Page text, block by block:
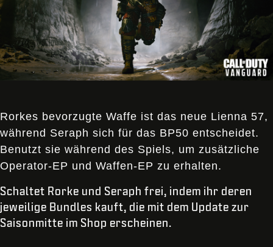
Rorkes bevorzugte Waffe ist das neue Lienna 57,
während Seraph sich für das BP50 entscheidet.
Benutzt sie während des Spiels, um zusätzliche
Operator-EP und Waffen-EP zu erhalten.
Schaltet Rorke und Seraph frei, indem ihr deren
jeweilige Bundles kauft, die mit dem Update zur
Saisonmitte im Shop erscheinen.